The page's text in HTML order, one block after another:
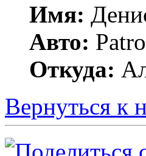
Имя:
Авто:
Откуда:
Вернуться к